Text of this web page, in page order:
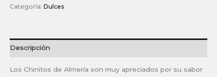
Categoría: Dulces
Descripción
Los Chinitos de Almería son muy apreciados por su sabor